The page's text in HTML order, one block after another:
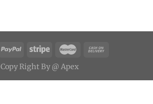
CopyRight By@ Apex